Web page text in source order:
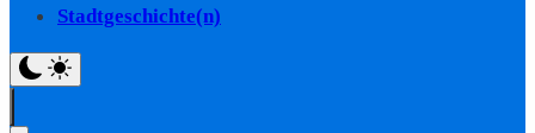
Stadtgeschichte(n)